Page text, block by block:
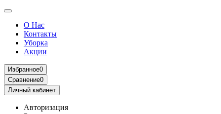
О Нас
Контакты
Уборка
Акции
Избранное0
Сравнение0
Личный кабинет
Авторизация